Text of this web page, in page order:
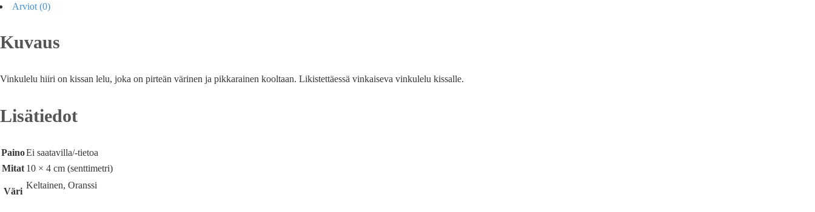
Arviot (0)
Kuvaus
Vinkulelu hiiri on kissan lelu, joka on pirteän värinen ja pikkarainen kooltaan. Likistettäessä vinkaiseva vinkulelu kissalle.
Lisätiedot
PainoEi saatavilla/-tietoa
Mitat 10 × 4 cm (senttimetri)
Väri
Keltainen, Oranssi